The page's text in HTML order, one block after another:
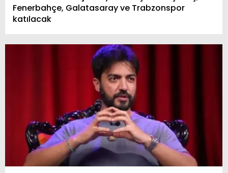
Fenerbahçe, Galatasaray ve Trabzonspor
katılacak